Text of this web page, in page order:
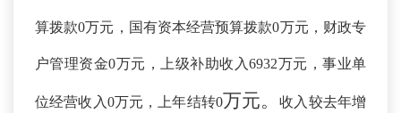
算拨款0万元，国有资本经营预算拨款0万元，财政专
户管理资金0万元，上级补助收入6932万元，事业单
位经营收入0万元，上年结转0万元。收入较去年增